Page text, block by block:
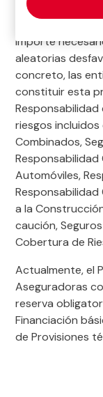
carácter
importe
aleatorias
concreto, las
constituir esta
riesgos incluidos
Combinados,
Responsabilidad
Automóviles,
Responsabilidad
a la
caución,
Cobertura de
Actualmente, el
Aseguradoras
reserva
Financiación
de Provisiones